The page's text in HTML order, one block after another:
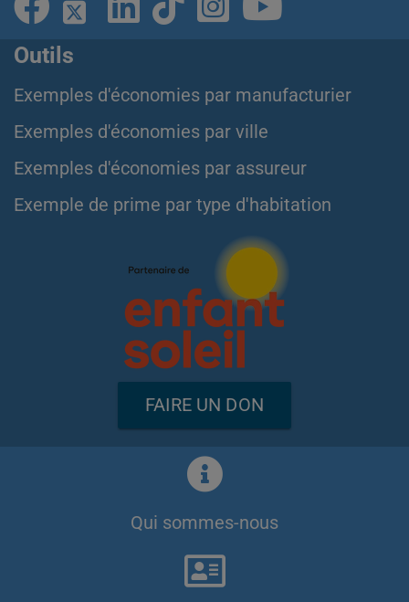
Outils
Exemples d'économies par manufacturier
Exemples d'économies par ville
Exemples d'économies par assureur
Exemple de prime par type d'habitation
FAIRE UN DON
Qui sommes-nous